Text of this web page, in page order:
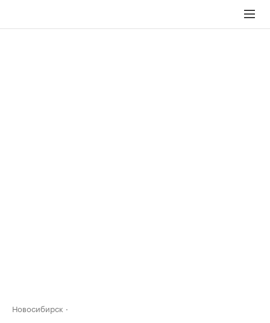
Новосибирск